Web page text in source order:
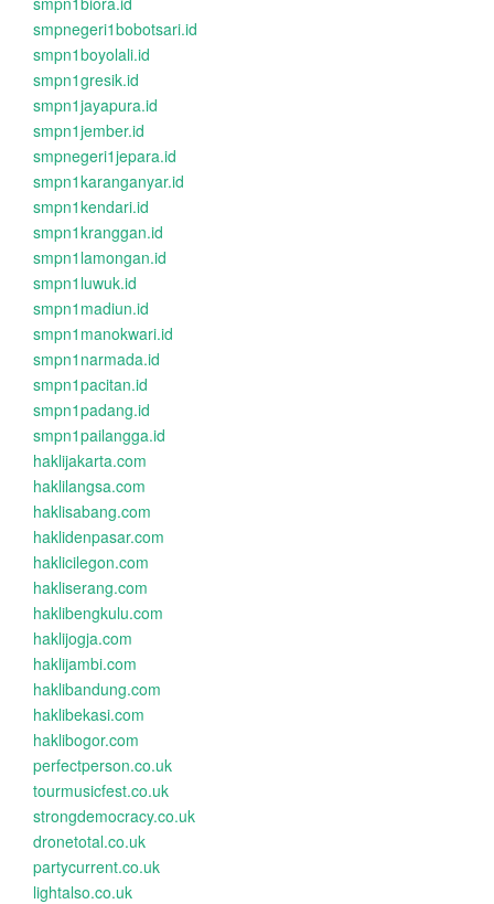
smpnegeri1bobotsari.id
smpn1boyolali.id
smpn1gresik.id
smpn1jayapura.id
smpn1jember.id
smpnegeri1jepara.id
smpn1karanganyar.id
smpn1kendari.id
smpn1kranggan.id
smpn1lamongan.id
smpn1luwuk.id
smpn1madiun.id
smpn1manokwari.id
smpn1narmada.id
smpn1pacitan.id
smpn1padang.id
smpn1pailangga.id
haklijakarta.com
haklilangsa.com
haklisabang.com
haklidenpasar.com
haklicilegon.com
hakliserang.com
haklibengkulu.com
haklijogja.com
haklijambi.com
haklibandung.com
haklibekasi.com
haklibogor.com
perfectperson.co.uk
tourmusicfest.co.uk
strongdemocracy.co.uk
dronetotal.co.uk
partycurrent.co.uk
lightalso.co.uk